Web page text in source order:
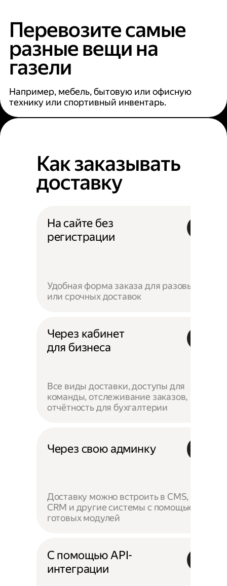
Перевозите самые
разные вещи на
газели
Например, мебель, бытовую или офисную
технику или спортивный инвентарь.
Как заказывать
доставку
На сайте без
регистрации
Удобная форма заказа для разовых
или срочных доставок
Через кабинет
для бизнеса
Все виды доставки, доступы для
команды, отслеживание заказов,
отчётность для бухгалтерии
Через свою админку
Доставку можно встроить в CMS,
CRM и другие системы с помощью
готовых модулей
С помощью API-
интеграции